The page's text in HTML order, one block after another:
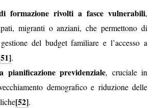
formazione rivolti a fasce vulnerabili,
migranti o anziani, che permettono di
del budget familiare e l’accesso a
.
pianificazione previdenziale, cruciale in
demografico e riduzione delle
[52].